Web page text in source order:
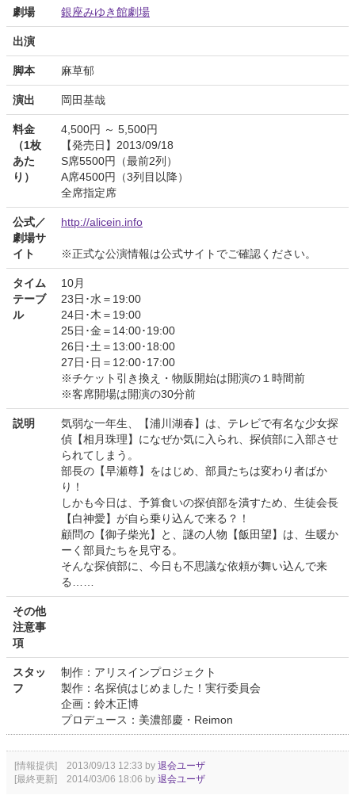
劇場 銀座みゆき館劇場
出演
脚本 麻草郁
演出 岡田基哉
料金
（1枚
あた
り）
4,500円 ～ 5,500円
【発売日】2013/09/18
S席5500円（最前2列）
A席4500円（3列目以降）
全席指定席
公式／
劇場サ
イト
http://alicein.info
※正式な公演情報は公式サイトでご確認ください。
タイム
テーブ
ル
10月
23日･水＝19:00
24日･木＝19:00
25日･金＝14:00･19:00
26日･土＝13:00･18:00
27日･日＝12:00･17:00
※チケット引き換え・物販開始は開演の１時間前
※客席開場は開演の30分前
説明
気弱な一年生、【浦川湖春】は、テレビで有名な少女探
偵【相月珠理】になぜか気に入られ、探偵部に入部させ
られてしまう。
部長の【早瀬尊】をはじめ、部員たちは変わり者ばか
り！
しかも今日は、予算食いの探偵部を潰すため、生徒会長
【白神愛】が自ら乗り込んで来る？！
顧問の【御子柴光】と、謎の人物【飯田望】は、生暖か
ーく部員たちを見守る。
そんな探偵部に、今日も不思議な依頼が舞い込んで来
る……
その他
注意事
項
スタッ
フ
制作：アリスインプロジェクト
製作：名探偵はじめました！実行委員会
企画：鈴木正博
プロデュース：美濃部慶・Reimon
[情報提供] 2013/09/13 12:33 by 退会ユーザ
[最終更新] 2014/03/06 18:06 by 退会ユーザ